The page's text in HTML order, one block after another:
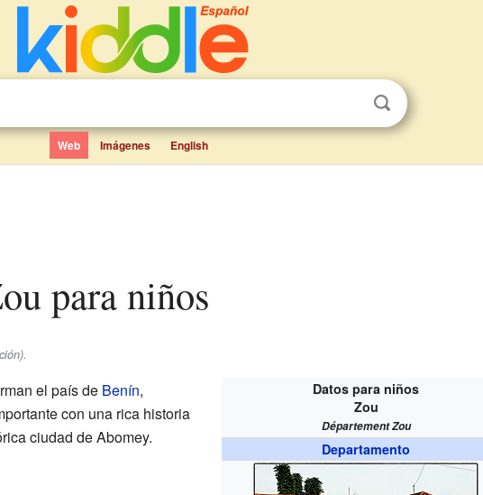
Web Imágenes English
para niños
Datos para niños
Zou
Département Zou
Departamento
el país de Benín,
con una rica historia
ciudad de Abomey.